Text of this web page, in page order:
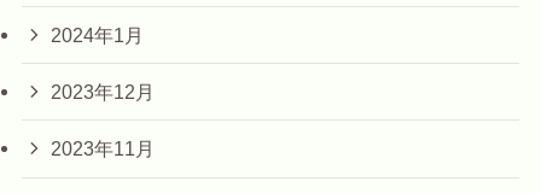
2024年1月
2023年12月
2023年11月